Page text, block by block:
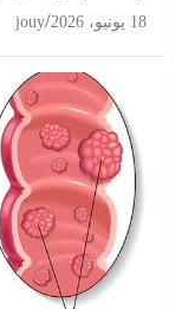
18 يونيو، 2026 jouy